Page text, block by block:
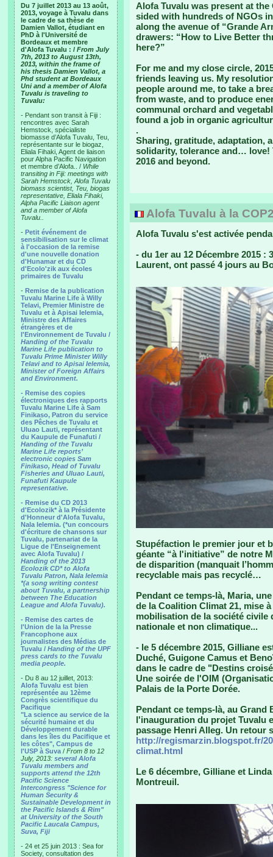
Du 7 juillet 2013 au 13 août,
2013, voyage à Tuvalu dans
le cadre de sa thèse de
Damien Vallot, étudiant en
PhD à l'Université de
Bordeaux et membre
d'Alofa Tuvalu : / From July
7th, 2013 to August 13th,
2013, within the frame of
his thesis Damien Vallot, a
Phd student at Bordeaux
Uni and a member of Alofa
Tuvalu is traveling to
Tuvalu:
- Pendant son transit à Fiji :
rencontres avec Sarah
Hemstock, spécialiste
biomasse d’Alofa Tuvalu, Teu,
représentante sur le biogaz,
Eliala Fihaki, Agent de liaison
pour Alpha Pacific Navigation
et membre d’Alofa.. / While
transiting in Fiji: meetings with
Sarah Hemstock, Alofa Tuvalu
biomass scientist, Teu, biogas
representative, Eliala Fihaki,
Alpha Pacific Liaison agent
and a member of Alofa
Tuvalu..
- Petit événement de
sensibilisation sur le climat
à l'occasion de la remise
d'une nouvelle donation
d'Hunamar et du CD
d'Ecolo'zik aux écoles
primaires de Tuvalu
- Remise de la publication
Tuvalu Marine Life à Willy
Telavi, Premier Ministre de
Tuvalu et à Apisai Ielemia,
Ministre des Affaires
étrangères et de
l'Environnement de Tuvalu /
Handing of the Tuvalu
Marine Life publication to
Tuvalu Prime Minister Willy
Telavi and to Apisai Ielemia,
Minister of Foreign Affairs
and Environment.
- Remise des copies
électroniques des rapports
Tuvalu Marine Life à Sam
Finikaso, Patron du service
des Pêches de Tuvalu et
Uluao Lauti, représentant
du Kaupule de Funafuti /
Handing of the Tuvalu
Marine Life reports’
electronic copies Sam
Finikaso, Head of Tuvalu
Fisheries and Uluao Lauti,
Funafuti Kaupule
representative.
- Remise du CD 2013
d'Ecolozik* à la Présidente
d'Honneur d'Alofa Tuvalu,
Nala Ielemia. (*un concours
d'écriture de chansons sur
Tuvalu, partenariat de la
Ligue de l'Enseignement
avec Alofa Tuvalu) /
Handing of the 2013
Ecolozik CD* to Alofa
Tuvalu Patron, Nala Ielemia
*(a song writing contest
about Tuvalu, a partnership
between The Education
League and Alofa Tuvalu).
- Remise des cartes de
l'Union de la la Presse
Francophone aux
journalistes des Médias de
Tuvalu / Handing of the UPF
press cards to the Tuvalu
media people.
- Du 8 au 12 juillet, 2013:
Alofa Tuvalu est bien
représentée au 12ème
Congrès scientifique du
Pacifique
"La science au service de la
sécurité humaine et du
Développement durable
dans les îles du Pacifique et
les côtes", Campus de
l'USP à Suva / From 8 to 12
July, 2013: several Alofa
Tuvalu members and
supports attend the 12th
Pacific Science
Intercongress "Science for
Human Security &
Sustainable Development in
the Pacific Islands & Rim"
at University of the South
Pacific Laucala Campus,
Suva, Fiji
- 24 et 25 juin 2013 : Sea for
Society, consultation des
Alofa Tuvalu was present at
sided with hundreds of NGOs
along the avenue of “Grande
drawers: “How to Live Better
here?”
For me and my close circle,
friends leaving us. My
people around me, to take a
from waste, and to produce
communal orchard and
found a job in organic
.
Sharing, gratitude, adaptation,
solidarity, tolerance and… love!
2016 and beyond.
Alofa Tuvalu à la
Alofa Tuvalu s'est activée
- du 1er au 12 Décembre 2015
Laurent, ont passé 4 jours au
Stupéfaction le premier jour et
géante “à l'initiative” de notre
de disparition (manquait
recyclable mais pas recyclé…
Pendant ce temps-là, Maria,
de la Coalition Climat 21, mise
mobilisation de la société
nationale et non climatique...
- le 5 décembre 2015, Gilliane
Duché, Guigone Camus et
dans le cadre de "Destins
Une soirée de l'OIM
Palais de la Porte Dorée.
Pendant ce temps-là, au
l'inauguration du projet Tuvalu
passage Henri Alleg. Un retour
http://regismarzin.blogspot.fr/
climat.html
Le 6 décembre, Gilliane et
Montreuil.